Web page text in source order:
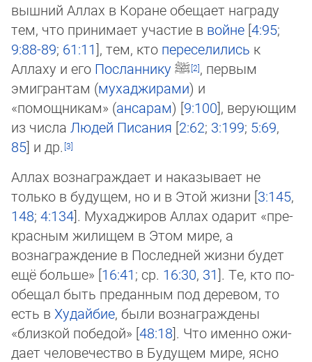
вышний Аллах в Коране обещает награду
тем, что принимает участие в войне [4:95;
9:88-89; 61:11], тем, кто переселились к
Аллаху и его Посланнику ﷺ , первым
эмигрантам (мухаджирами) и
«помощникам» (ансарам) [9:100], верующим
из числа Лю­дей Писания [2:62; 3:199; 5:69,
85] и др.
Аллах вознаграждает и наказывает не
только в будущем, но и в Этой жизни [3:145,
148; 4:134]. Мухаджиров Аллах одарит «пре­
крас­ным жилищем в Этом мире, а
вознаграждение в Последней жизни будет
ещё больше» [16:41; ср. 16:30, 31]. Те, кто по­
обе­щал быть преданным под деревом, то
есть в Худайбие, были вознаграждены
«близкой победой» [48:18]. Что именно ожи­
да­ет человечество в Будущем мире, ясно